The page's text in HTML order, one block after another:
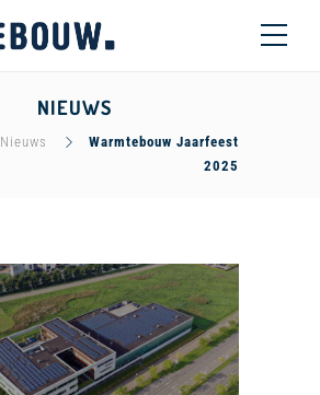
NIEUWS
Nieuws
Warmtebouw Jaarfeest
2025